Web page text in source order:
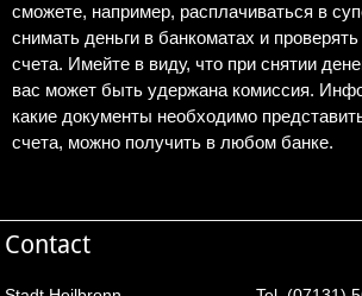
сможете, например, расплачиваться в
снимать деньги в банкоматах и
счета. Имейте в виду, что при снятии
вас может быть удержана комиссия.
какие документы необходимо
счета, можно получить в любом банке.
Contact